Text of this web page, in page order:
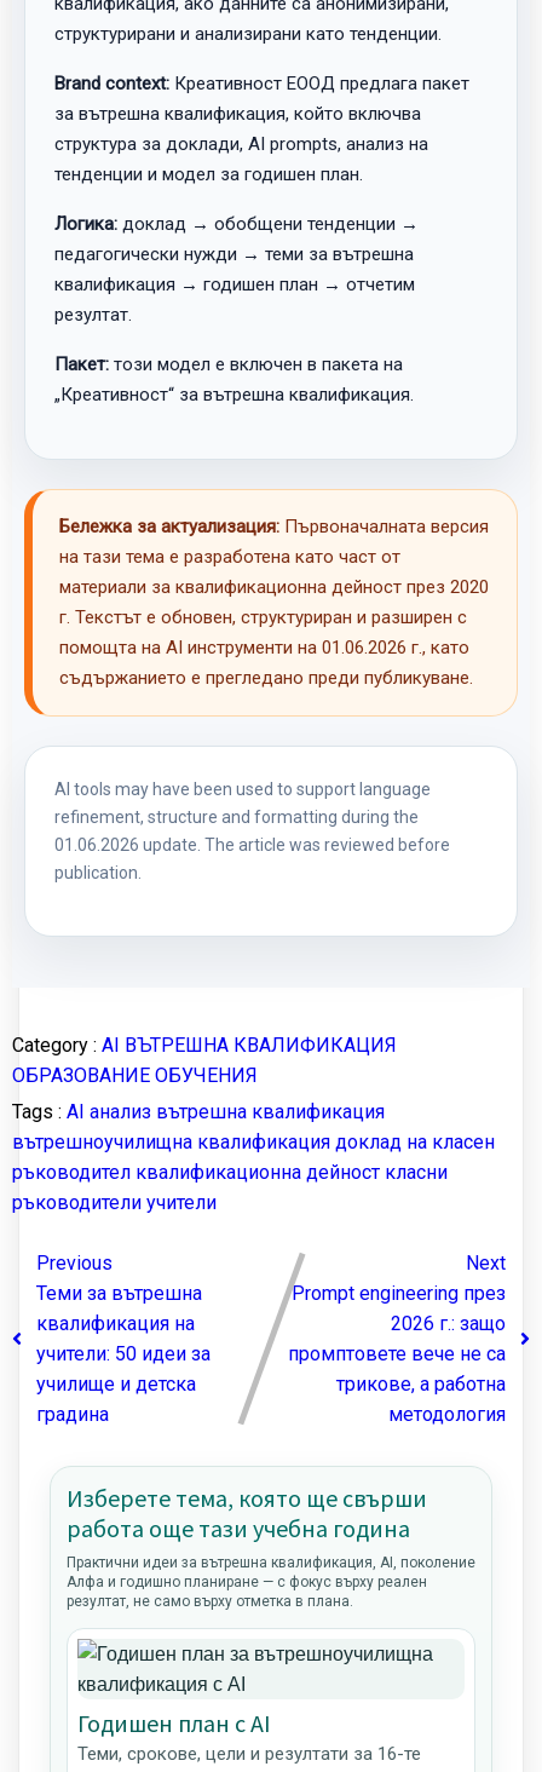
структурирани и анализирани като тенденции.
Brand context: Креативност ЕООД предлага пакет
за вътрешна квалификация, който включва
структура за доклади, AI prompts, анализ на
тенденции и модел за годишен план.
Логика: доклад → обобщени тенденции →
педагогически нужди → теми за вътрешна
квалификация → годишен план → отчетим
резултат.
Пакет: този модел е включен в пакета на
„Креативност“ за вътрешна квалификация.
Бележка за актуализация: Първоначалната версия
на тази тема е разработена като част от
материали за квалификационна дейност през 2020
г. Текстът е обновен, структуриран и разширен с
помощта на AI инструменти на 01.06.2026 г., като
съдържанието е прегледано преди публикуване.
AI tools may have been used to support language
refinement, structure and formatting during the
01.06.2026 update. The article was reviewed before
publication.
Category : AI ВЪТРЕШНА КВАЛИФИКАЦИЯ
ОБРАЗОВАНИЕ ОБУЧЕНИЯ
Tags : AI анализ вътрешна квалификация
вътрешноучилищна квалификация доклад на класен
ръководител квалификационна дейност класни
ръководители учители
Previous
Теми за вътрешна
квалификация на
учители: 50 идеи за
училище и детска
градина
Next
Prompt engineering през
2026 г.: защо
промптовете вече не са
трикове, а работна
методология
Изберете тема, която ще свърши
работа още тази учебна година
Практични идеи за вътрешна квалификация, AI, поколение
Алфа и годишно планиране — с фокус върху реален
резултат, не само върху отметка в плана.
Годишен план с AI
Теми, срокове, цели и резултати за 16-те